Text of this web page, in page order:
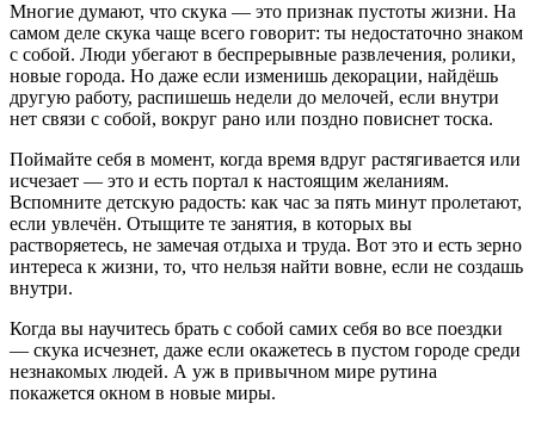
Многие думают, что скука — это признак пустоты жизни. На
самом деле скука чаще всего говорит: ты недостаточно знаком
с собой. Люди убегают в беспрерывные развлечения, ролики,
новые города. Но даже если изменишь декорации, найдёшь
другую работу, распишешь недели до мелочей, если внутри
нет связи с собой, вокруг рано или поздно повиснет тоска.
Поймайте себя в момент, когда время вдруг растягивается или
исчезает — это и есть портал к настоящим желаниям.
Вспомните детскую радость: как час за пять минут пролетают,
если увлечён. Отыщите те занятия, в которых вы
растворяетесь, не замечая отдыха и труда. Вот это и есть зерно
интереса к жизни, то, что нельзя найти вовне, если не создашь
внутри.
Когда вы научитесь брать с собой самих себя во все поездки
— скука исчезнет, даже если окажетесь в пустом городе среди
незнакомых людей. А уж в привычном мире рутина
покажется окном в новые миры.